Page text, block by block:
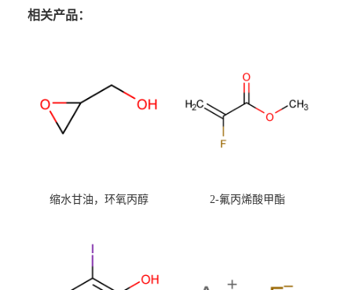
相关产品：
缩水甘油，环氧丙醇 2-氟丙烯酸甲酯